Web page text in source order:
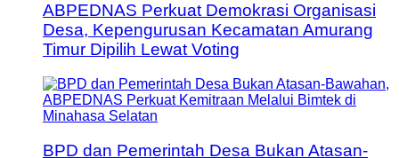
ABPEDNAS Perkuat Demokrasi Organisasi
Desa, Kepengurusan Kecamatan Amurang
Timur Dipilih Lewat Voting
BPD dan Pemerintah Desa Bukan Atasan-